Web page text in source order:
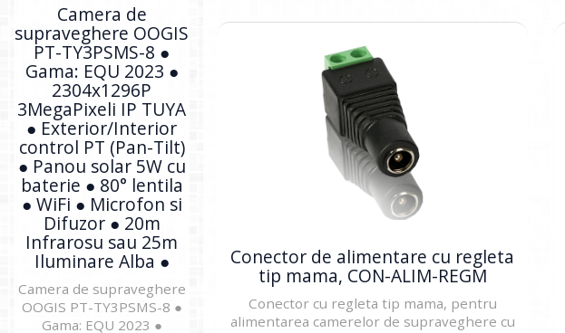
Camera de
supraveghere OOGIS
PT-TY3PSMS-8 ●
Gama: EQU 2023 ●
2304x1296P
3MegaPixeli IP TUYA
● Exterior/Interior
control PT (Pan-Tilt)
● Panou solar 5W cu
baterie ● 80° lentila
● WiFi ● Microfon si
Difuzor ● 20m
Infrarosu sau 25m
Iluminare Alba ●
Camera de supraveghere
OOGIS PT-TY3PSMS-8 ●
Gama: EQU 2023 ●
Conector de alimentare cu regleta
tip mama, CON-ALIM-REGM
Conector cu regleta tip mama, pentru
alimentarea camerelor de supraveghere cu